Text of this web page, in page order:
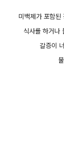
미백제가 포함
식사를 하거나
갈증이